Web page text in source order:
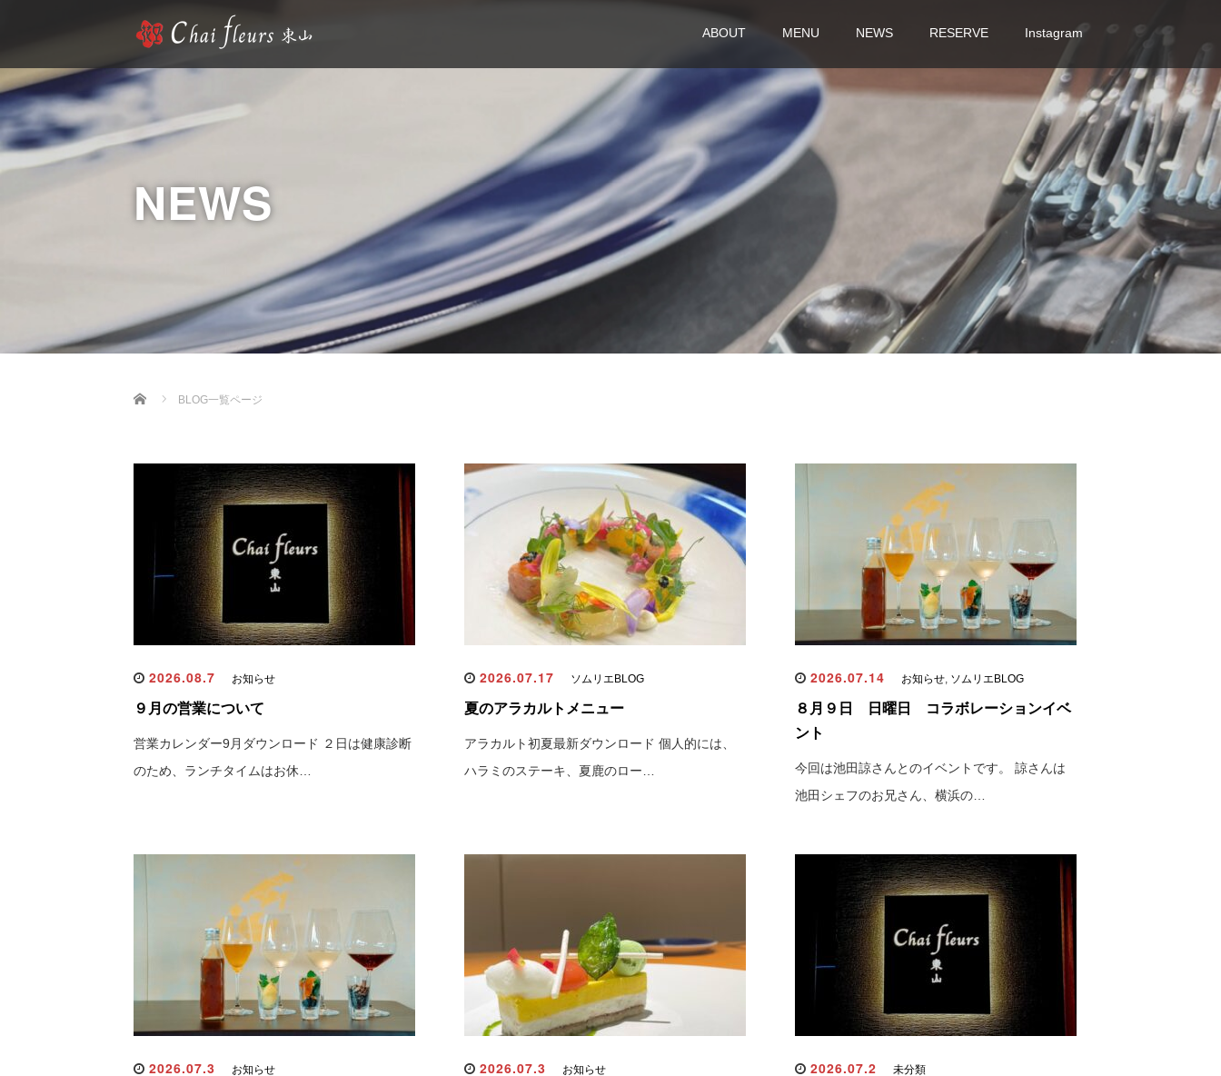
ABOUT MENU NEWS RESERVE Instagram
NEWS
Home BLOG一覧ページ
2026.08.7 お知らせ
９月の営業について
営業カレンダー9月ダウンロード ２日は健康診断
のため、ランチタイムはお休…
2026.07.17 ソムリエBLOG
夏のアラカルトメニュー
アラカルト初夏最新ダウンロード 個人的には、
ハラミのステーキ、夏鹿のロー…
2026.07.14 お知らせ, ソムリエBLOG
８月９日 日曜日 コラボレーションイベ
ント
今回は池田諒さんとのイベントです。 諒さんは
池田シェフのお兄さん、横浜の…
2026.07.3 お知らせ 2026.07.3 お知らせ 2026.07.2 未分類